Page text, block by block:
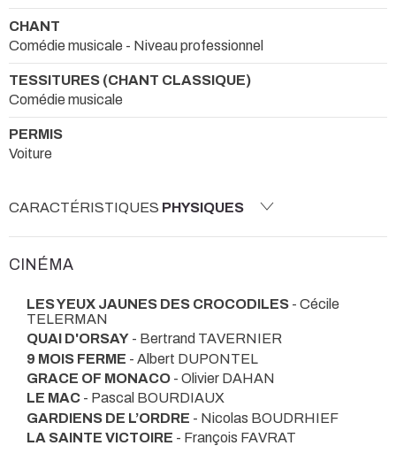
CHANT
Comédie musicale - Niveau professionnel
TESSITURES (CHANT CLASSIQUE)
Comédie musicale
PERMIS
Voiture
CARACTÉRISTIQUES PHYSIQUES
CINÉMA
LES YEUX JAUNES DES CROCODILES - Cécile
TELERMAN
QUAI D'ORSAY - Bertrand TAVERNIER
9 MOIS FERME - Albert DUPONTEL
GRACE OF MONACO - Olivier DAHAN
LE MAC - Pascal BOURDIAUX
GARDIENS DE L’ORDRE - Nicolas BOUDRHIEF
LA SAINTE VICTOIRE - François FAVRAT